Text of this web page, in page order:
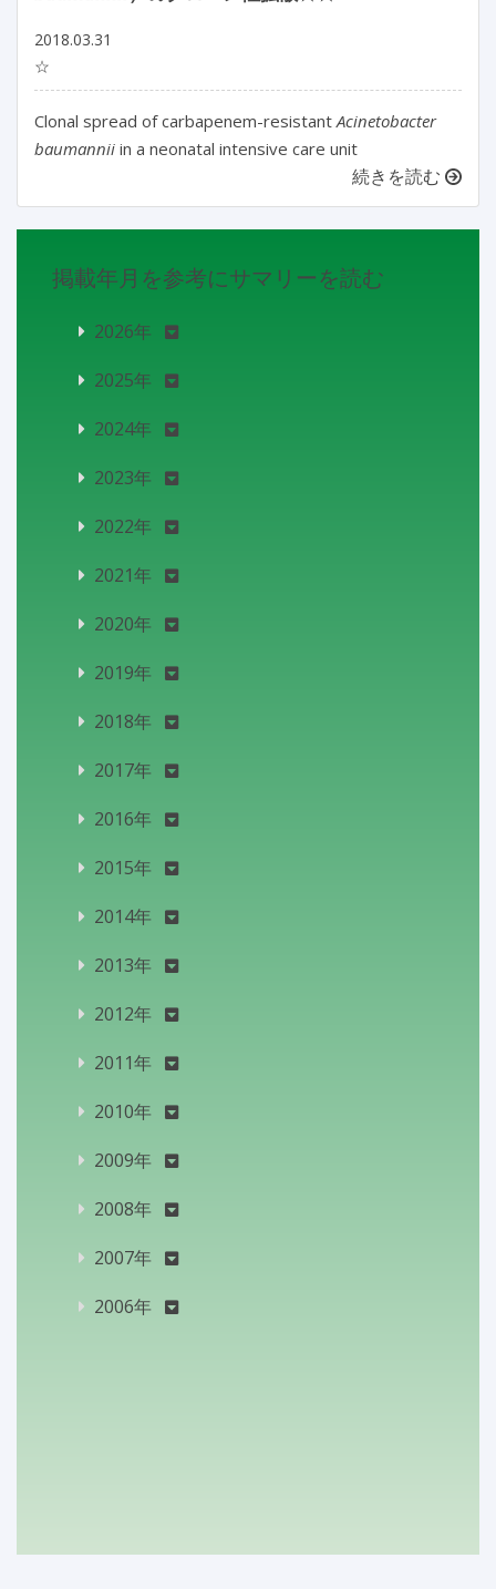
2018.03.31
☆
Clonal spread of carbapenem-resistant Acinetobacter
baumannii in a neonatal intensive care unit
続きを読む
掲載年月を参考にサマリーを読む
2026年
2025年
2024年
2023年
2022年
2021年
2020年
2019年
2018年
2017年
2016年
2015年
2014年
2013年
2012年
2011年
2010年
2009年
2008年
2007年
2006年